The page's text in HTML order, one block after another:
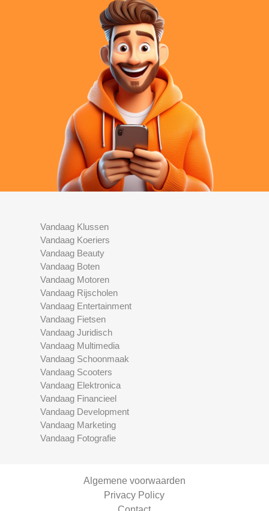
Vandaag Klussen
Vandaag Koeriers
Vandaag Beauty
Vandaag Boten
Vandaag Motoren
Vandaag Rijscholen
Vandaag Entertainment
Vandaag Fietsen
Vandaag Juridisch
Vandaag Multimedia
Vandaag Schoonmaak
Vandaag Scooters
Vandaag Elektronica
Vandaag Financieel
Vandaag Development
Vandaag Marketing
Vandaag Fotografie
Algemene voorwaarden
Privacy Policy